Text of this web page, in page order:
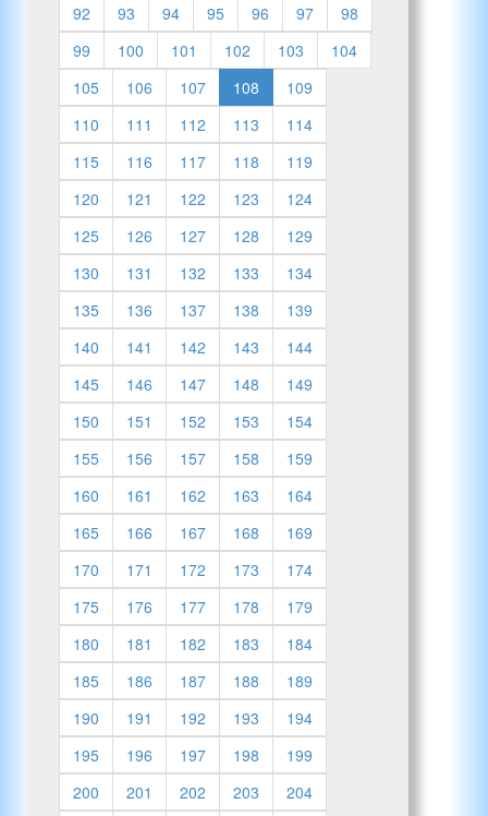
92
93 94 95 96 97
98
99
100 101 102 103
104
105
106 107 108
109
110
111 112 113
114
115
116 117 118
119
120
121 122 123
124
125
126 127 128
129
130
131 132 133
134
135
136 137 138
139
140
141 142 143
144
145
146 147 148
149
150
151 152 153
154
155
156 157 158
159
160
161 162 163
164
165
166 167 168
169
170
171 172 173
174
175
176 177 178
179
180
181 182 183
184
185
186 187 188
189
190
191 192 193
194
195
196 197 198
199
200
201 202 203
204